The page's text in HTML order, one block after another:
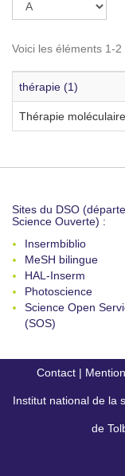
Voici les éléments 1-2
thérapie (1)
Thérapie
Sites du DSO
Science Ouverte) :
Insermbiblio
MeSH bilingue
HAL-Inserm
Photoscience
Science Open
(SOS)
Contact |
Institut national de la
de